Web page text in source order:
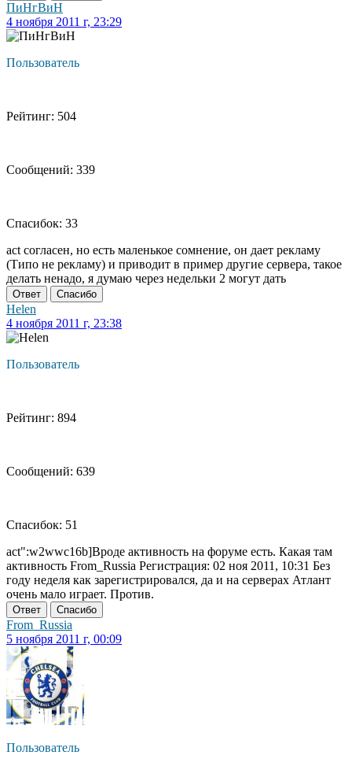
ПиНгВиН
4 ноября 2011 г, 23:29
Пользователь
Рейтинг: 504
Сообщений: 339
Спасибок: 33
act согласен, но есть маленькое сомнение, он дает рекламу
(Типо не рекламу) и приводит в пример другие сервера, такое
делать ненадо, я думаю через недельки 2 могут дать
Ответ Спасибо
Helen
4 ноября 2011 г, 23:38
Пользователь
Рейтинг: 894
Сообщений: 639
Спасибок: 51
act":w2wwc16b]Вроде активность на форуме есть. Какая там
активность From_Russia Регистрация: 02 ноя 2011, 10:31 Без
году неделя как зарегистрировался, да и на серверах Атлант
очень мало играет. Против.
Ответ Спасибо
From_Russia
5 ноября 2011 г, 00:09
Пользователь